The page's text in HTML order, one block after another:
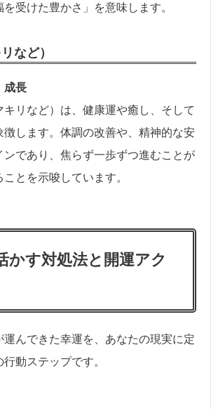
を受けた豊かさ」を意味します。
など）
成長
キリなど）は、健康運や癒し、そして
徴します。体調の改善や、精神的な安
ンであり、焦らず一歩ずつ進むことが
とを示唆しています。
かす対処法と開運アク
運んできた幸運を、あなたの現実に定
動ステップです。